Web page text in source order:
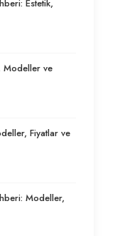
Estetik,
Modeller ve
Fiyatlar ve
Modeller,